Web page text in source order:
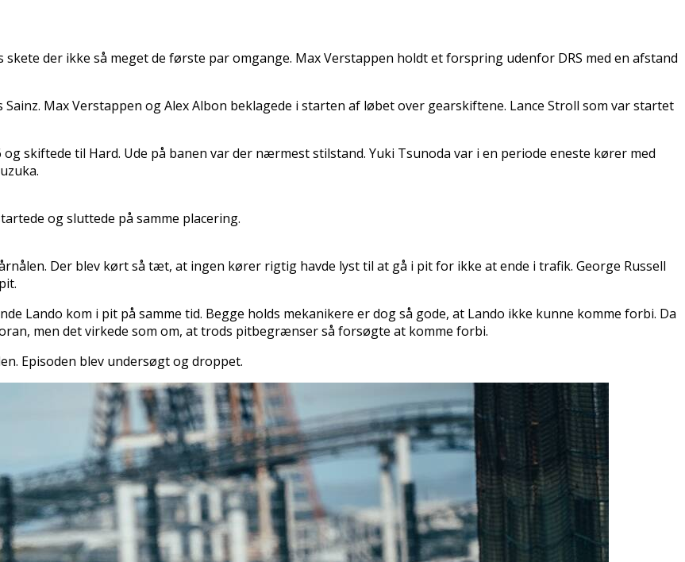
der ikke så meget de første par omgange. Max Verstappen holdt et forspring udenfor DRS med en afstand
Max Verstappen og Alex Albon beklagede i starten af løbet over gearskiftene. Lance Stroll som var startet
skiftede til Hard. Ude på banen var der nærmest stilstand. Yuki Tsunoda var i en periode eneste kører med
og sluttede på samme placering.
Der blev kørt så tæt, at ingen kører rigtig havde lyst til at gå i pit for ikke at ende i trafik. George Russell
Lando kom i pit på samme tid. Begge holds mekanikere er dog så gode, at Lando ikke kunne komme forbi. Da
men det virkede som om, at trods pitbegrænser så forsøgte at komme forbi.
Episoden blev undersøgt og droppet.